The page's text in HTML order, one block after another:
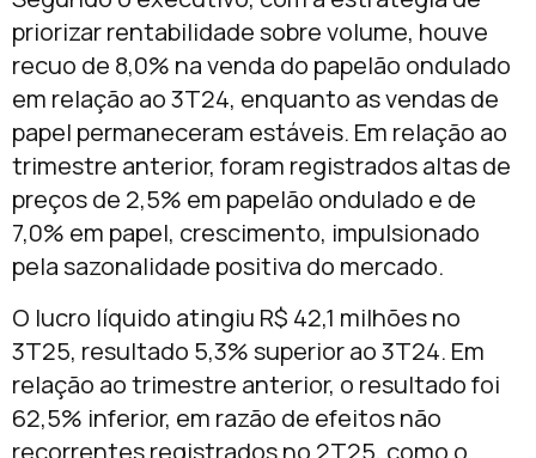
priorizar rentabilidade sobre volume, houve
recuo de 8,0% na venda do papelão ondulado
em relação ao 3T24, enquanto as vendas de
papel permaneceram estáveis. Em relação ao
trimestre anterior, foram registrados altas de
preços de 2,5% em papelão ondulado e de
7,0% em papel, crescimento, impulsionado
pela sazonalidade positiva do mercado.
O lucro líquido atingiu R$ 42,1 milhões no
3T25, resultado 5,3% superior ao 3T24. Em
relação ao trimestre anterior, o resultado foi
62,5% inferior, em razão de efeitos não
recorrentes registrados no 2T25, como o